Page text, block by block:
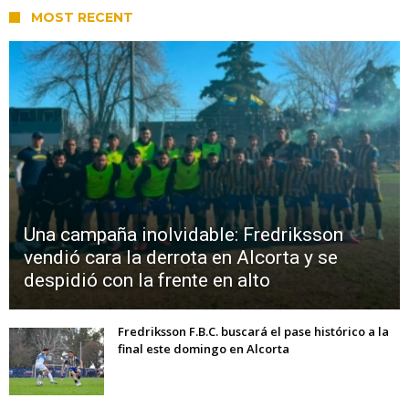
MOST RECENT
Una campaña inolvidable: Fredriksson
vendió cara la derrota en Alcorta y se
despidió con la frente en alto
Fredriksson F.B.C. buscará el pase histórico a la
final este domingo en Alcorta